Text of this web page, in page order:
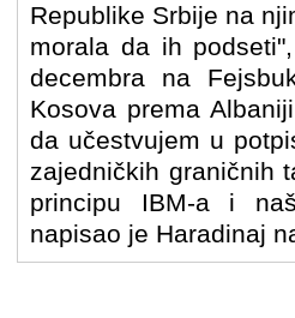
Republike Srbije na
morala da ih
decembra na
Kosova prema
da učestvujem u
zajedničkih graničnih
principu IBM-a i
napisao je Haradinaj